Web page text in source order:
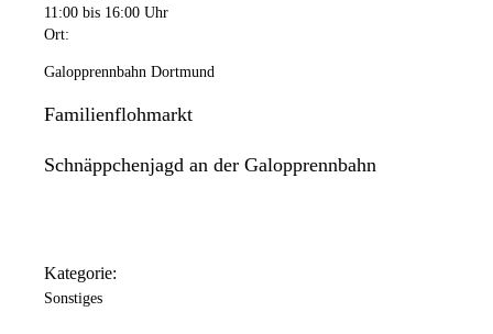
11:00 bis 16:00 Uhr
Ort:
Galopprennbahn Dortmund
Familienflohmarkt
Schnäppchenjagd an der Galopprennbahn
Kategorie:
Sonstiges